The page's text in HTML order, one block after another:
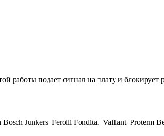
работы подает сигнал на плату и блокирует
Junkers Ferolli Fondital Vaillant Proterm